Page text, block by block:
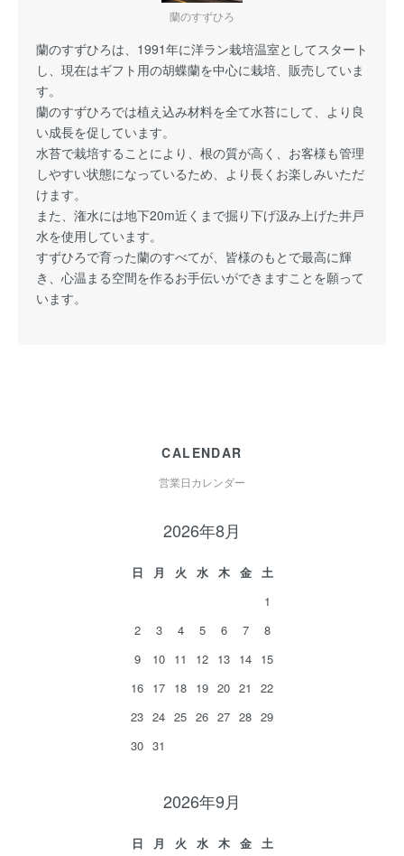
蘭のすずひろ
蘭のすずひろは、1991年に洋ラン栽培温室としてスタート
し、現在はギフト用の胡蝶蘭を中心に栽培、販売していま
す。
蘭のすずひろでは植え込み材料を全て水苔にして、より良
い成長を促しています。
水苔で栽培することにより、根の質が高く、お客様も管理
しやすい状態になっているため、より長くお楽しみいただ
けます。
また、潅水には地下20m近くまで掘り下げ汲み上げた井戸
水を使用しています。
すずひろで育った蘭のすべてが、皆様のもとで最高に輝
き、心温まる空間を作るお手伝いができますことを願って
います。
CALENDAR
営業日カレンダー
2026年8月
日 月 火 水 木 金
土
1
2
3 4 5 6 7
8
9
10 11 12 13 14 15
16 17 18 19 20 21
22
23 24 25 26 27 28 29
30 31
2026年9月
日 月 火 水 木 金
土